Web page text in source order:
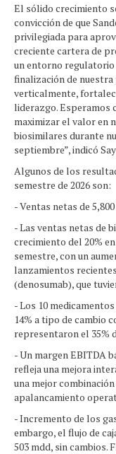
El sólido crecimiento
convicción de que
privilegiada para
creciente cartera de
un entorno regulatorio
finalización de
verticalmente,
liderazgo. Esperamos
maximizar el valor en
biosimilares durante
septiembre”, indicó
Algunos de los
semestre de 2026 son:
- Ventas netas de
- Las ventas netas de
crecimiento del 20%
semestre, con un
lanzamientos
(denosumab), que
- Los 10
14% a tipo de cambio
representaron el 35%
- Un margen EBITDA
refleja una mejora
una mejor
apalancamiento
- Incremento de los
embargo, el flujo de
503 mdd, sin cambios.